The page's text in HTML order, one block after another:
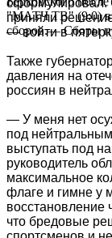
"МАТЧ ТВ" (9:0) в
сборов.— Сборы
приняли
— войти в
Также
давления на
россиян в
— У меня нет
под
выступать под
руководитель
максимальное
флаге и гимне у
восстановление
что бредовые